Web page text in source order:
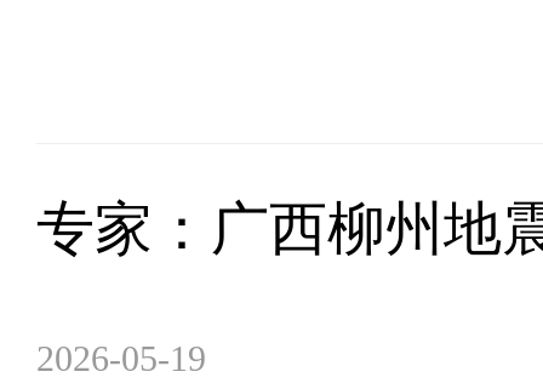
专家：广西柳州地
2026-05-19